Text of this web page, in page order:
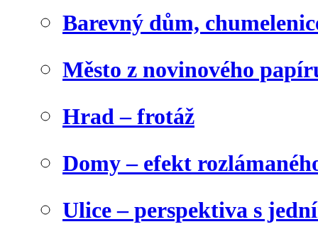
Barevný dům,
Město z novinového
Hrad – frotáž
Domy – efekt
Ulice – perspektiva s